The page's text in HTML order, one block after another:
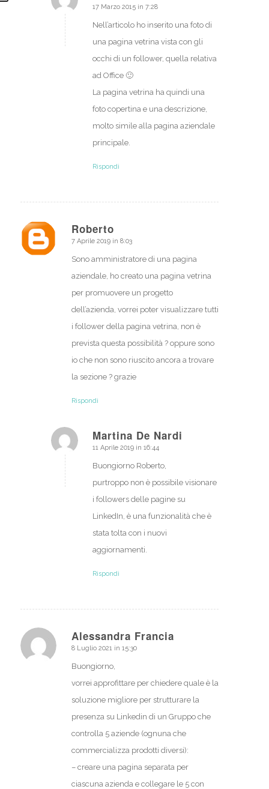
dice:
17 Marzo 2015 in 7:28
Nell’articolo ho inserito una foto di
una pagina vetrina vista con gli
occhi di un follower, quella relativa
ad Office 🙂
La pagina vetrina ha quindi una
foto copertina e una descrizione,
molto simile alla pagina aziendale
principale.
Rispondi
Roberto
dice:
7 Aprile 2019 in 8:03
Sono amministratore di una pagina
aziendale, ho creato una pagina vetrina
per promuovere un progetto
dell’azienda, vorrei poter visualizzare tutti
i follower della pagina vetrina, non è
prevista questa possibilità ? oppure sono
io che non sono riuscito ancora a trovare
la sezione ? grazie
Rispondi
Martina De Nardi
dice:
11 Aprile 2019 in 16:44
Buongiorno Roberto,
purtroppo non è possibile visionare
i followers delle pagine su
LinkedIn, è una funzionalità che è
stata tolta con i nuovi
aggiornamenti.
Rispondi
Alessandra Francia
dice:
8 Luglio 2021 in 15:30
Buongiorno,
vorrei approfittare per chiedere quale è la
soluzione migliore per strutturare la
presenza su Linkedin di un Gruppo che
controlla 5 aziende (ognuna che
commercializza prodotti diversi):
– creare una pagina separata per
ciascuna azienda e collegare le 5 con